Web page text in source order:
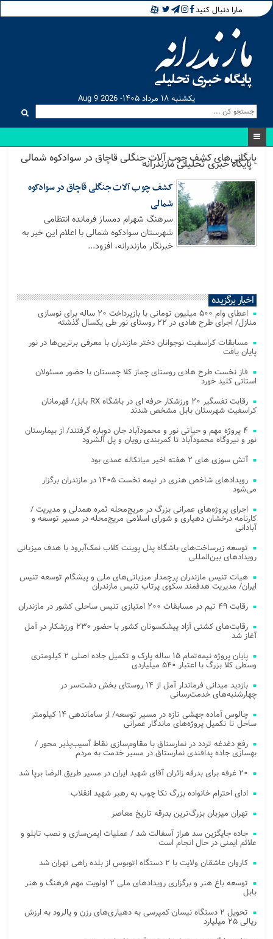
مارا دنبال کنید
یکشنبه ۱۸ مرداد ۱۴۰۵- Aug 9 2026
بایگانی‌های کشف چوب آلات جنگلی قاچاق در سوادکوه شمالی
- پایگاه خبری تحلیلی مازندرانه
کشف چوب آلات جنگلی قاچاق در سوادکوه
شمالی
سرهنگ شهرام دمساز فرمانده انتظامی
شهرستان سوادکوه شمالی با اعلام این خبر به
خبرنگار مازندرانه، افزود...
اخبار برگزیده
اعطای وام ۵۰۰ میلیون تومانی با بازپرداخت ۲۰ ساله برای نوسازی
منازل/ اجرای طرح هادی در ۲۲ روستای نور طی یکسال گذشته
مسابقات کراسفیت نوجوانان دختر مازندران با معرفی برترین‌ها در نور
پایان یافت
فاز نخست طرح هادی روستای چماز کلا چمستان با حضور مسئولان
استانی کلید خورد
رقابت نفسگیر ۲۰ ورزشکار حرفه ای در باشگاه RX بابل/ قهرمانان
کراسفیت شهرستان بابل مشخص شدند
۴ پروژه مهم و حیاتی نور و محمودآباد جان دوباره گرفتند/ از بیمارستان
نور و نیروگاه محمودآباد تا کمربندی رویان و پل آلشرود
آتش‌ سوزی‌ های ۲ هفته اخیر میانکاله عمدی بود
رویدادهای شاخص هنری در نیمه نخست ۱۴۰۵ در مازندران برگزار
می‌شود
اجرای پروژه‌های عمرانی بزرگ در مریج‌محله ثمره همدلی و مدیریت /
کارنامه درخشان دهیاری و شورای اسلامی مریج‌محله در مسیر توسعه و
آبادانی
توسعه زیرساخت‌های باشگاه پدل پوینت کلاب نمک‌آبرود با هدف میزبانی
رویدادهای بین‌المللی
هیات تنیس مازندران پرچمدار میزبانی‌های ملی و پیشگام توسعه تنیس
ایران/ مدیریت هدفمند سکوی پرتاب تنیس مازندران
رقابت ۴۹ تیم در مسابقات ۲۰۰ امتیازی تنیس ساحلی کشور در مازندران
رقابت‌های کشتی آزاد پیشکسوتان کشور با حضور ۲۳۰ ورزشکار در آمل
آغاز شد
پایان پروژه نیمه‌تمام ۱۵ ساله پارک و تکمیل جاده اصلی ۲ کیلومتری
وسطی کلا بزرگ با اعتبار ۵۴۰ میلیاردی
بازدید میدانی فرماندار آمل از ۱۴ روستای بخش دشت‌سر در
چهارشنبه‌های خدمت‌رسانی
چالوس آماده جهشی تازه در مسیر توسعه/ از ساماندهی ۱۴ کیلومتر
ساحل تا تکمیل پروژه‌های ماندگار عمرانی
رفع دغدغه تردد در نمارستاق با مقاوم‌سازی نقاط آسیب‌پذیر محور /
بهسازی جاده پدافندی نمارستاق در مسیر خدمت به مردم
۲۰ غرفه برای بدرقه زائران آقای شهید ایران در مسیر طریق الرضا برپا شد
ادای احترام خانواده بزرگ نکا چوب به رهبر شهید انقلاب
تهران میزبان بزرگ‌ترین بدرقه تاریخ معاصر
جاده جایگزین سد هراز آسفالت شد / عملیات ایمن‌سازی و نصب تابلو و
علائم ایمنی در حال انجام است
کاروان عاشقان ولایت با ۲ دستگاه اتوبوس از بلده راهی تهران شد
توسعه باغ هنر و برگزاری رویدادهای ملی ۲ اولویت مهم فرهنگ و هنر
بابل
تحویل ۲ دستگاه نیسان کمپرسی به دهیاری‌های رزن و یالرود به ارزش
ریالی ۲۵ میلیارد